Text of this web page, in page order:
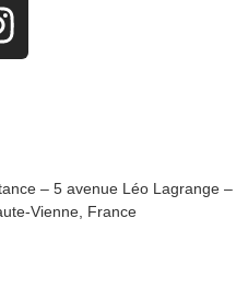
– 5 avenue Léo Lagrange –
Vienne, France